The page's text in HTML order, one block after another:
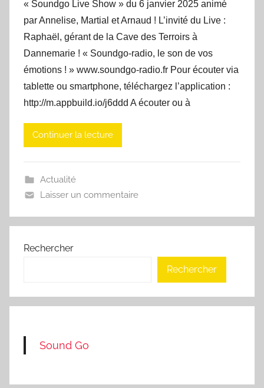
« Soundgo Live Show » du 6 janvier 2025 animé
par Annelise, Martial et Arnaud ! L’invité du Live :
Raphaël, gérant de la Cave des Terroirs à
Dannemarie ! « Soundgo-radio, le son de vos
émotions ! » www.soundgo-radio.fr Pour écouter via
tablette ou smartphone, téléchargez l’application :
http://m.appbuild.io/j6ddd A écouter ou à
Continuer la lecture
Actualité
Laisser un commentaire
Rechercher
Rechercher
Sound Go